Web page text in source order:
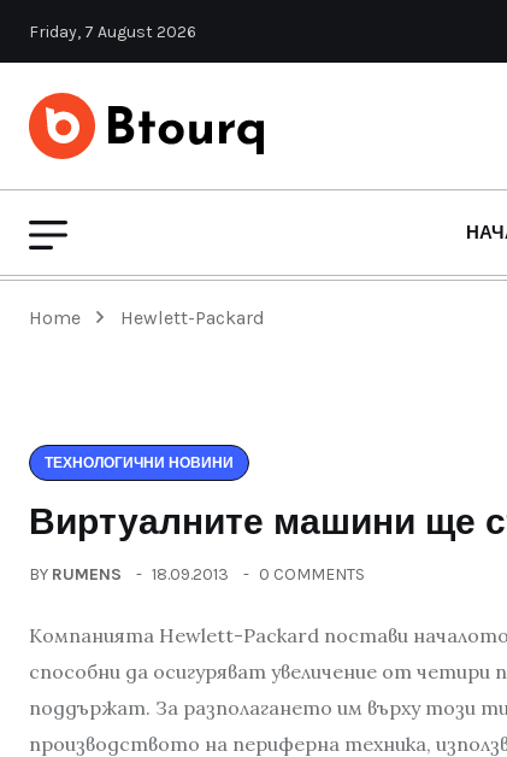
Friday, 7 August 2026
Home Hewlett-Packard
ТЕХНОЛОГИЧНИ НОВИНИ
Виртуалните машини ще
BY RUMENS 18.09.2013 0 COMMENTS
Компанията Hewlett-Packard постави
способни да осигуряват увеличение от
поддържат. За разполагането им върху този
производството на периферна техника,